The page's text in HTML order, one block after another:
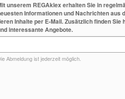
unserem REGAklex erhalten Sie in
Informationen und Nachrichten aus
Inhalte per E-Mail. Zusätzlich finden Sie
interessante Angebote.
Abmeldung ist jederzeit möglich.